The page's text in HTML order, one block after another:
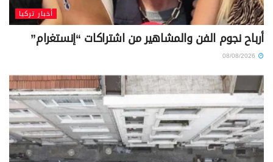
أخبار تركيا
أرباح نجوم الفن والمشاهير من اشتراكات “إنستغرام”